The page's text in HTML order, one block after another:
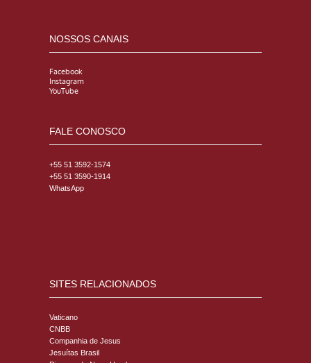
NOSSOS CANAIS
Facebook
Instagram
YouTube
FALE CONOSCO
+55 51 3592-1574
+55 51 3590-1914
WhatsApp
SITES RELACIONADOS
Vaticano
CNBB
Companhia de Jesus
Jesuítas Brasil